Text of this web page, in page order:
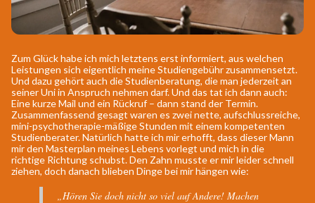
Zum Glück habe ich mich letztens erst informiert, aus welchen
Leistungen sich eigentlich meine Studiengebühr zusammensetzt.
Und dazu gehört auch die Studienberatung, die man jederzeit an
seiner Uni in Anspruch nehmen darf. Und das tat ich dann auch:
Eine kurze Mail und ein Rückruf – dann stand der Termin.
Zusammenfassend gesagt waren es zwei nette, aufschlussreiche,
mini-psychotherapie-mäßige Stunden mit einem kompetenten
Studienberater. Natürlich hatte ich mir erhofft, dass dieser Mann
mir den Masterplan meines Lebens vorlegt und mich in die
richtige Richtung schubst. Den Zahn musste er mir leider schnell
ziehen, doch danach blieben Dinge bei mir hängen wie:
„Hören Sie doch nicht so viel auf Andere! Machen